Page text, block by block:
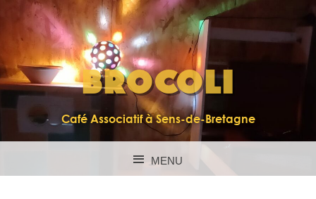
BROCOLI
Café Associatif à Sens-de-Bretagne
MENU